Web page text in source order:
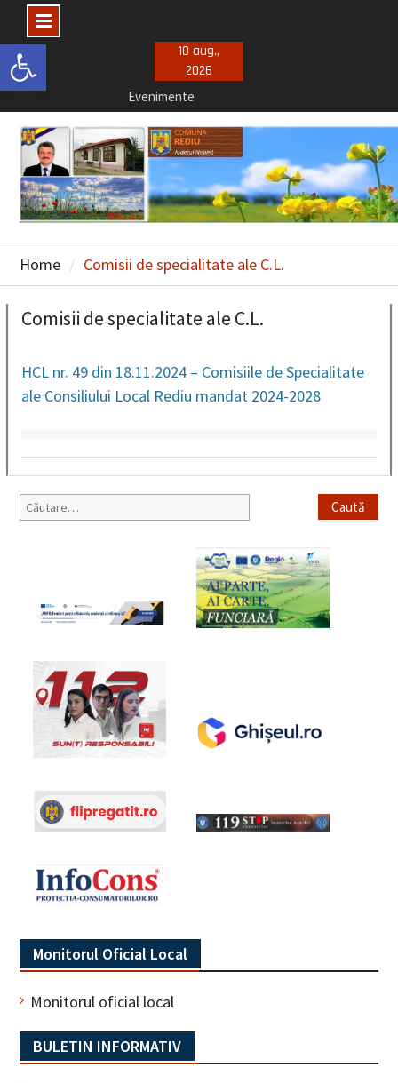
Deschide bara de unelte
Skip
to
10 aug.,
2026
Evenimente
Concursuri posturi vacante
Selectie consiliu de administratie
Home Comisii de specialitate ale C.L.
Comisii de specialitate ale C.L.
HCL nr. 49 din 18.11.2024 – Comisiile de Specialitate
ale Consiliului Local Rediu mandat 2024-2028
Monitorul Oficial Local
Monitorul oficial local
BULETIN INFORMATIV